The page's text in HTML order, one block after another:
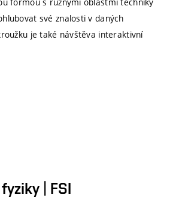
své znalosti v daných
je také návštěva interaktivní
| FSI